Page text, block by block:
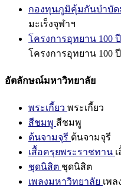
กองทุนภูมิคุ้มกันบำบัด
มะเร็งจุฬาฯ
โครงการอุทยาน 100
โครงการอุทยาน 100
อัตลักษณ์มหาวิทยาลัย
พระเกี้ยว พระเกี้ยว
สีชมพู สีชมพู
ต้นจามจุรี ต้นจามจุรี
เสื้อครุยพระราชทาน
ชุดนิสิต ชุดนิสิต
เพลงมหาวิทยาลัย เพ